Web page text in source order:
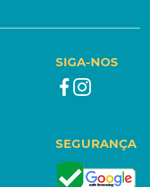
SIGA-NOS
SEGURANÇA